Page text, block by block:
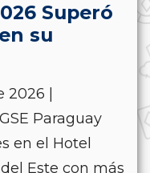
Superó
su
|
Paraguay
en el Hotel
Este con más